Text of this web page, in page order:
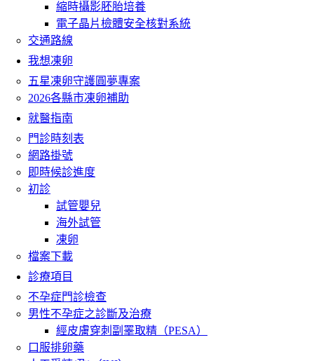
縮時攝影胚胎培養
電子晶片檢體安全核對系統
交通路線
我想凍卵
五星凍卵守護圓夢專案
2026各縣市凍卵補助
就醫指南
門診時刻表
網路掛號
即時候診進度
初診
試管嬰兒
海外試管
凍卵
檔案下載
診療項目
不孕症門診檢查
男性不孕症之診斷及治療
經皮膚穿刺副睪取精（PESA）
口服排卵藥